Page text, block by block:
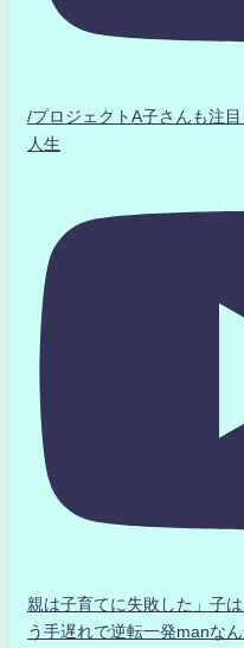
/プロジェクトA子さんも注
人生
親は子育てに失敗した」子
う手遅れで逆転一発manな